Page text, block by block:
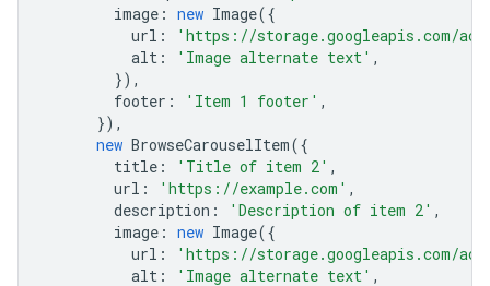
image : new Image({
url :
'https://storage.googleapis.com/
alt : 'Image alternate text' ,
}),
footer : 'Item 1 footer' ,
}),
new BrowseCarouselItem({
title : 'Title of item 2' ,
url : 'https://example.com' ,
description : 'Description of item 2' ,
image : new Image({
url :
'https://storage.googleapis.com/
alt : 'Image alternate text' ,